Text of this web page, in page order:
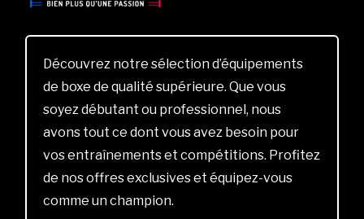
Découvrez notre sélection d’équipements
de boxe de qualité supérieure. Que vous
soyez débutant ou professionnel, nous
avons tout ce dont vous avez besoin pour
vos entraînements et compétitions. Profitez
de nos offres exclusives et équipez-vous
comme un champion.